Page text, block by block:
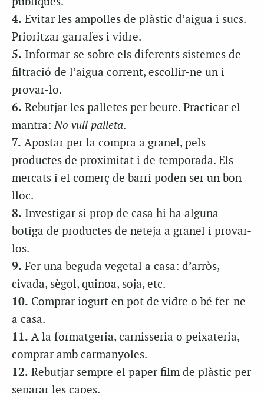
4. Evitar les ampolles de plàstic d’aigua i sucs.
Prioritzar garrafes i vidre.
5. Informar-se sobre els diferents sistemes de
filtració de l’aigua corrent, escollir-ne un i
provar-lo.
6. Rebutjar les palletes per beure. Practicar el
mantra:No vull palleta.
7. Apostar per la compra a granel, pels
productes de proximitat i de temporada. Els
mercats i el comerç de barri poden ser un bon
lloc.
8. Investigar si prop de casa hi ha alguna
botiga de productes de neteja a granel i provar-
los.
9. Fer una beguda vegetal a casa: d’arròs,
civada, sègol, quinoa, soja, etc.
10. Comprar iogurt en pot de vidre o bé fer-ne
a casa.
11. A la formatgeria, carnisseria o peixateria,
comprar amb carmanyoles.
12. Rebutjar sempre el paper film de plàstic per